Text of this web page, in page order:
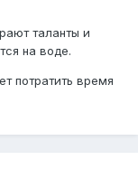
таланты и
на воде.
потратить время